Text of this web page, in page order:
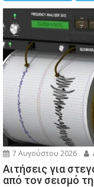
7 Αυγούστου 2026
Αιτήσεις για
από τον σεισμό